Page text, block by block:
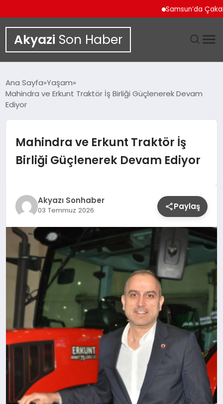
Samsun’da Çakallı
Akyazi Son Haber
SIYASET
TEKNOLOJI
YAŞAM
Ana Sayfa Yaşam
Mahindra ve Erkunt Traktör İş Birliği Güçlenerek Devam
Ediyor
Mahindra ve Erkunt Traktör İş
Birliği Güçlenerek Devam Ediyor
Akyazı Sonhaber
03 Temmuz 2026 Paylaş